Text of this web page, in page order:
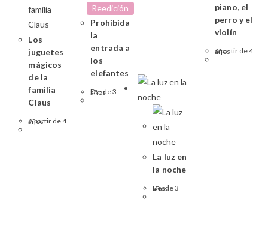
Los
juguetes
mágicos
de la
familia
Claus
A partir de 4 años
Reedición
Prohibida
la
entrada a
los
elefantes
Desde 3 años
piano, el
perro y el
violín
A partir de 4 años
La luz en
la noche
Desde 3 años